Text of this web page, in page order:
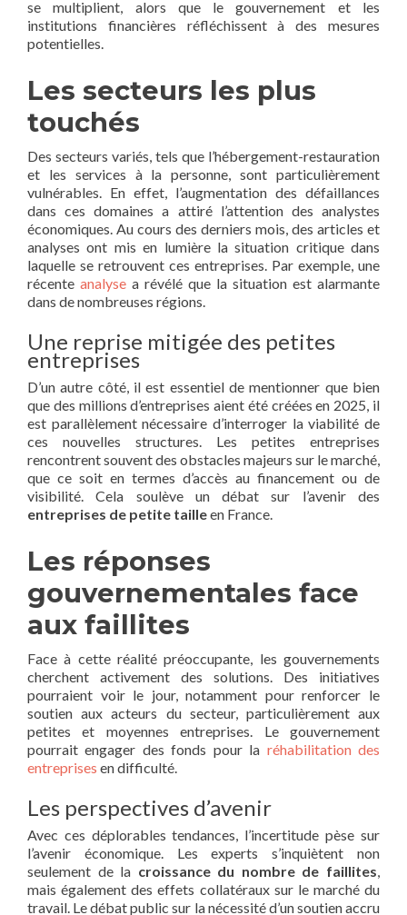
se multiplient, alors que le gouvernement et les
institutions financières réfléchissent à des mesures
potentielles.
Les secteurs les plus
touchés
Des secteurs variés, tels que l’hébergement-restauration
et les services à la personne, sont particulièrement
vulnérables. En effet, l’augmentation des défaillances
dans ces domaines a attiré l’attention des analystes
économiques. Au cours des derniers mois, des articles et
analyses ont mis en lumière la situation critique dans
laquelle se retrouvent ces entreprises. Par exemple, une
récente analyse a révélé que la situation est alarmante
dans de nombreuses régions.
Une reprise mitigée des petites
entreprises
D’un autre côté, il est essentiel de mentionner que bien
que des millions d’entreprises aient été créées en 2025, il
est parallèlement nécessaire d’interroger la viabilité de
ces nouvelles structures. Les petites entreprises
rencontrent souvent des obstacles majeurs sur le marché,
que ce soit en termes d’accès au financement ou de
visibilité. Cela soulève un débat sur l’avenir des
entreprises de petite tailleen France.
Les réponses
gouvernementales face
aux faillites
Face à cette réalité préoccupante, les gouvernements
cherchent activement des solutions. Des initiatives
pourraient voir le jour, notamment pour renforcer le
soutien aux acteurs du secteur, particulièrement aux
petites et moyennes entreprises. Le gouvernement
pourrait engager des fonds pour la réhabilitation des
entreprises en difficulté.
Les perspectives d’avenir
Avec ces déplorables tendances, l’incertitude pèse sur
l’avenir économique. Les experts s’inquiètent non
seulement de la croissance du nombre de faillites,
mais également des effets collatéraux sur le marché du
travail. Le débat public sur la nécessité d’un soutien accru